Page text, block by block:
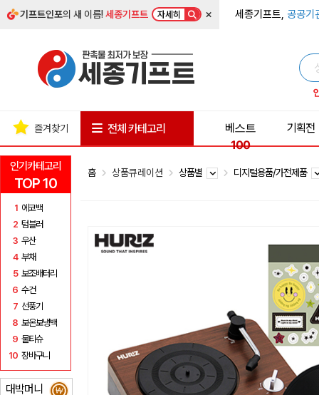
기프트인포의 새 이름!세종기프트 자세히 × 세종기프트, 공공기
인기카테고리
TOP 10
1 에코백
2 텀블러
3 우산
4 부채
5 보조배터리
6 수건
7 선풍기
8 보온보냉백
9 물티슈
10 장바구니
대박머니 ₩
즐겨찾기 전체 카테고리
베스트
100
기획전
홈 상품큐레이션 상품별 디지털용품/가전제품